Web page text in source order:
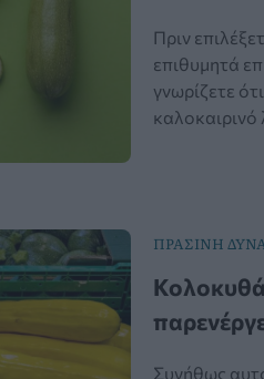
Πριν
επιθυμητά
γνωρίζετε
καλοκαιρινό
ΠΡΑΣΙΝΗ
Συνήθως